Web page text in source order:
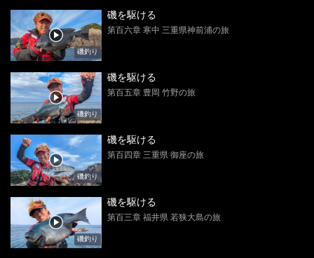
磯釣り
磯を駆ける
第百六章 寒中 三重県神前浦の旅
磯釣り
磯を駆ける
第百五章 豊岡 竹野の旅
磯釣り
磯を駆ける
第百四章 三重県 御座の旅
磯釣り
磯を駆ける
第百三章 福井県 若狭大島の旅